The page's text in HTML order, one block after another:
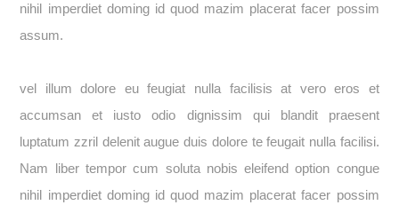
nihil imperdiet doming id quod mazim placerat facer possim
assum.
vel illum dolore eu feugiat nulla facilisis at vero eros et
accumsan et iusto odio dignissim qui blandit praesent
luptatum zzril delenit augue duis dolore te feugait nulla facilisi.
Nam liber tempor cum soluta nobis eleifend option congue
nihil imperdiet doming id quod mazim placerat facer possim